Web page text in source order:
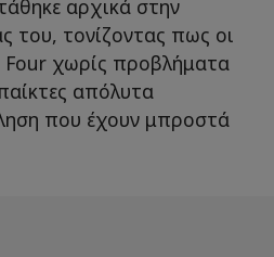
αρχικά στην
του, τονίζοντας πως οι
Four χωρίς προβλήματα
απόλυτα
που έχουν μπροστά